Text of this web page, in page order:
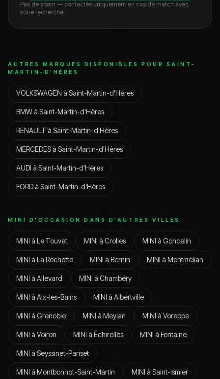
Pas de spam — contactés uniquement en cas de match avec
votre recherche.
AUTRES MARQUES DISPONIBLES POUR SAINT-
MARTIN-D'HÈRES
VOLKSWAGEN à Saint-Martin-d'Hères
BMWà Saint-Martin-d'Hères
RENAULT à Saint-Martin-d'Hères
MERCEDESà Saint-Martin-d'Hères
AUDI à Saint-Martin-d'Hères
FORDà Saint-Martin-d'Hères
MINI D'OCCASION DANS D'AUTRES VILLES
MINI à Le Touvet MINI à Crolles MINI à Goncelin
MINI à La Rochette MINI à Bernin MINI à Montmélian
MINI à Allevard MINI à Chambéry
MINI à Aix-les-Bains MINI à Albertville
MINI à Grenoble MINI à Meylan MINI à Voreppe
MINI à Voiron MINI à Échirolles MINI à Fontaine
MINI à Seyssinet-Pariset
MINI à Montbonnot-Saint-Martin MINI à Saint-Ismier